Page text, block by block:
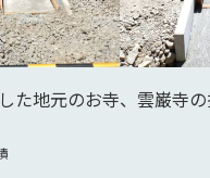
た地元のお寺、雲巌寺の